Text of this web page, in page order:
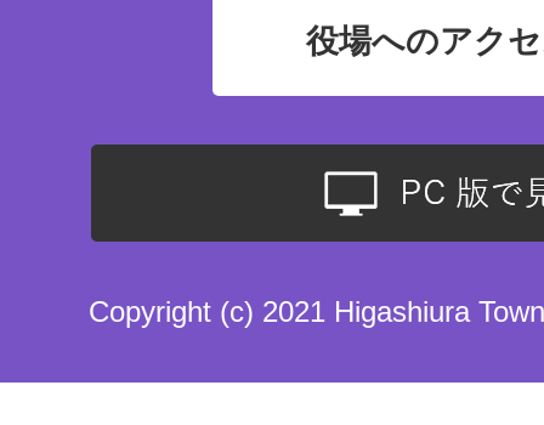
役場へのアク
Copyright (c) 2021 Higashiura